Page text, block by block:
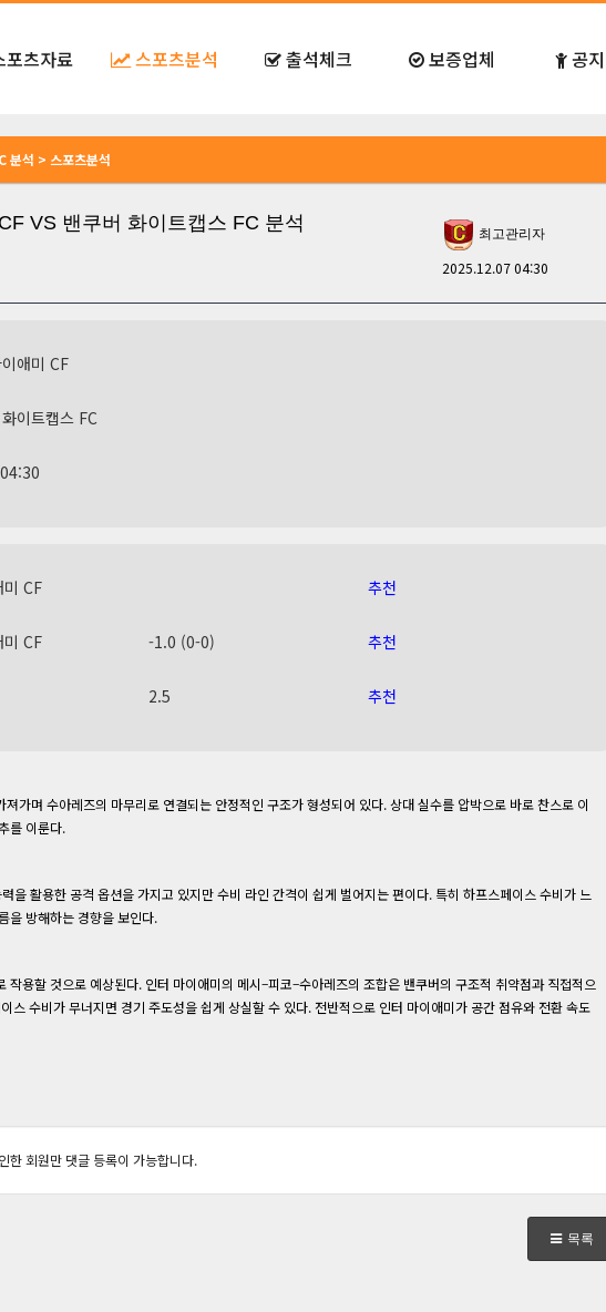
츠자료 스포츠분석 출석체크 보증업체 공
석 > 스포츠분석
VS 밴쿠버 화이트캡스 FC 분석
최고관리자
2025.12.07 04:30
애미 CF
이트캡스 FC
미 CF 추천
미 CF -1.0 (0-0) 추천
2.5 추천
가며 수아레즈의 마무리로 연결되는 안정적인 구조가 형성되어 있다. 상대 실수를 압박으로 바로 찬스로 이
를 이룬다.
활용한 공격 옵션을 가지고 있지만 수비 라인 간격이 쉽게 벌어지는 편이다. 특히 하프스페이스 수비가 느
을 방해하는 경향을 보인다.
용할 것으로 예상된다. 인터 마이애미의 메시–피코–수아레즈의 조합은 밴쿠버의 구조적 취약점과 직접적으
스 수비가 무너지면 경기 주도성을 쉽게 상실할 수 있다. 전반적으로 인터 마이애미가 공간 점유와 전환 속도
한 회원만 댓글 등록이 가능합니다.
목록